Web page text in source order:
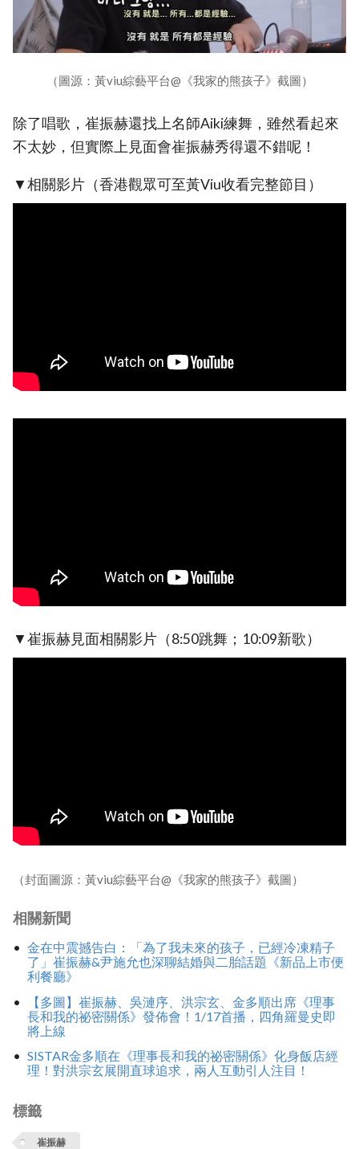
（圖源：黃viu綜藝平台@《我家的熊孩子》截圖）
除了唱歌，崔振赫還找上名師Aiki練舞，雖然看起來
不太妙，但實際上見面會崔振赫秀得還不錯呢！
▼相關影片（香港觀眾可至黃Viu收看完整節目）
▼崔振赫見面相關影片（8:50跳舞；10:09新歌）
（封面圖源：黃viu綜藝平台@《我家的熊孩子》截圖）
相關新聞
金在中震撼告白：「為了我未來的孩子，已經冷凍精子
了」崔振赫&尹施允也深聊結婚與二胎話題《新品上市便
利餐廳》
【多圖】崔振赫、吳漣序、洪宗玄、金多順出席《理事
長和我的祕密關係》發佈會！1/17首播，四角羅曼史即
將上線
SISTAR金多順在《理事長和我的祕密關係》化身飯店經
理！對洪宗玄展開直球追求，兩人互動引人注目！
標籤
崔振赫